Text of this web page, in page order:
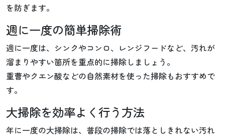
を防ぎます。
週に一度の簡単掃除術
週に一度は、シンクやコンロ、レンジフードなど、汚れが
溜まりやすい箇所を重点的に掃除しましょう。
重曹やクエン酸などの自然素材を使った掃除もおすすめで
す。
大掃除を効率よく行う方法
年に一度の大掃除は、普段の掃除では落としきれない汚れ